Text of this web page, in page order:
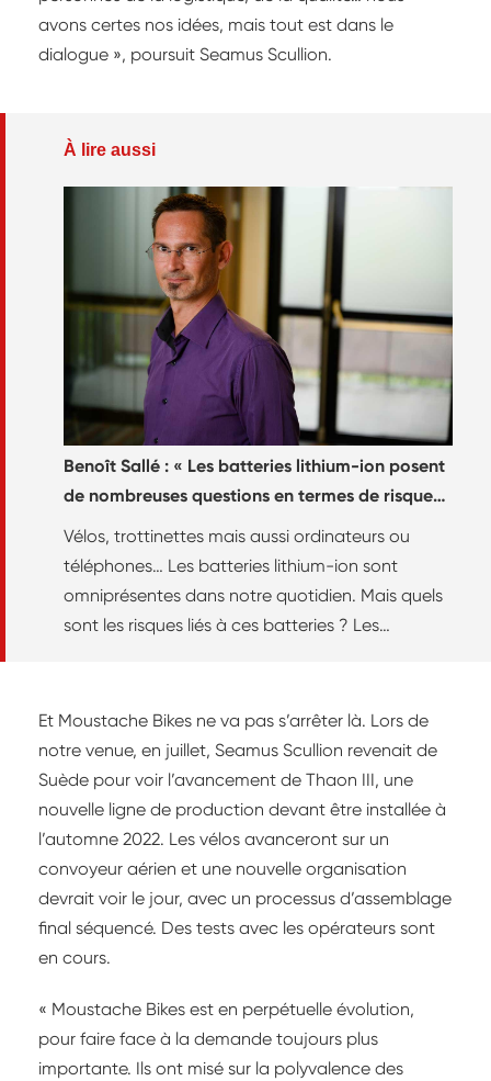
avons certes nos idées, mais tout est dans le
dialogue », poursuit Seamus Scullion.
À lire aussi
Benoît Sallé : « Les batteries lithium-ion posent
de nombreuses questions en termes de risques
professionnels »
Vélos, trottinettes mais aussi ordinateurs ou
téléphones… Les batteries lithium-ion sont
omniprésentes dans notre quotidien. Mais quels
sont les risques liés à ces batteries ? Les
Et Moustache Bikes ne va pas s’arrêter là. Lors de
notre venue, en juillet, Seamus Scullion revenait de
Suède pour voir l’avancement de Thaon III, une
nouvelle ligne de production devant être installée à
l’automne 2022. Les vélos avanceront sur un
convoyeur aérien et une nouvelle organisation
devrait voir le jour, avec un processus d’assemblage
final séquencé. Des tests avec les opérateurs sont
en cours.
« Moustache Bikes est en perpétuelle évolution,
pour faire face à la demande toujours plus
importante. Ils ont misé sur la polyvalence des